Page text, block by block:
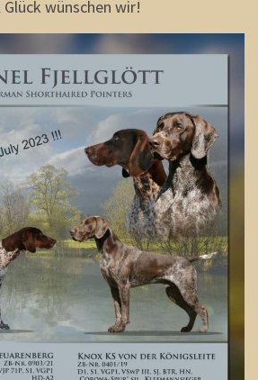
wünschen wir!